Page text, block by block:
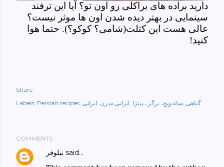
دارید براده های براکلی رو اون تو؟ آیا این ترفند
سینمایی در بهتر دیده شدن اون ها موثر نیست؟
عالی هست این کتلت(شامی؟ کوکو؟). حتما هوا
کنید!
Share
Labels: Persian recipes ایرانی ایرانی مدرن ساندویچ، برگر ، پیتزا گیاهی
COMMENTS
نیلوفر said…